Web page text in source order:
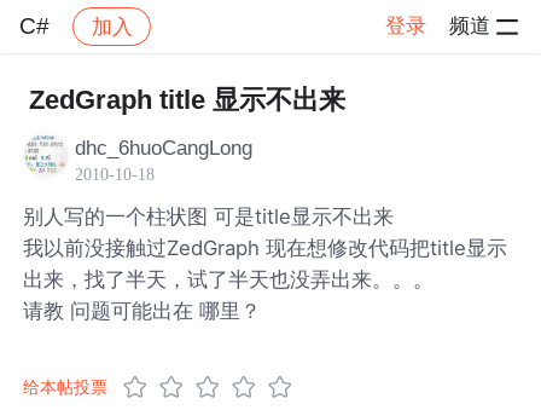
C# 加入 登录 频道
社区 帖子详情
ZedGraph title 显示不出来
dhc_6huoCangLong
2010-10-18
别人写的一个柱状图 可是title显示不出来
我以前没接触过ZedGraph 现在想修改代码把title显示
出来，找了半天，试了半天也没弄出来。。。
请教 问题可能出在 哪里？
给本帖投票